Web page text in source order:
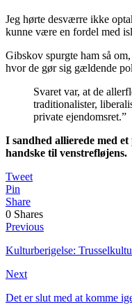
Jeg hørte desværre ikke
kunne være en fordel med
Gibskov spurgte ham så
hvor de gør sig gældende
Svaret var, at de
traditionalister,
private ejendomsret.”
I sandhed allierede med
handske til venstrefløjens.
Tweet
Pin
Share
0 Shares
Previous
Kulturberigelse:
Next
Det er slut med at komme